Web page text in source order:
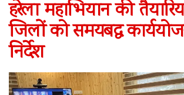
हरेला महाभियान की
जिलों को समयबद्ध
निर्देश